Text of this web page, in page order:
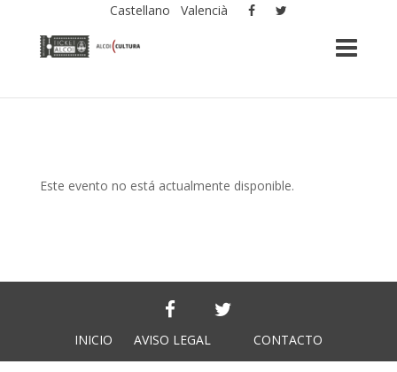
Castellano Valencià
Este evento no está actualmente disponible.
INICIO AVISO LEGAL CONTACTO